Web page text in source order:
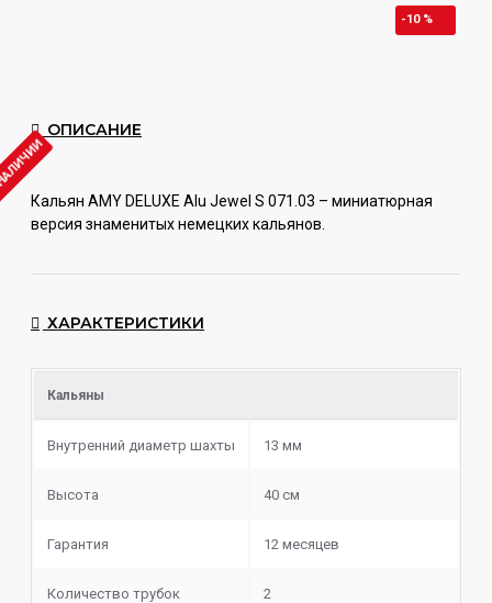
-10 %
ОПИСАНИЕ
Кальян AMY DELUXE Alu Jewel S 071.03 – миниатюрная
версия знаменитых немецких кальянов.
выполняет функции хорошего кальяна.
Колба
Блюдце
Шланг
Глиняная чаша
ХАРАКТЕРИСТИКИ
Кальяны
Внутренний диаметр шахты 13 мм
Высота 40 см
Гарантия 12 месяцев
Количество трубок 2